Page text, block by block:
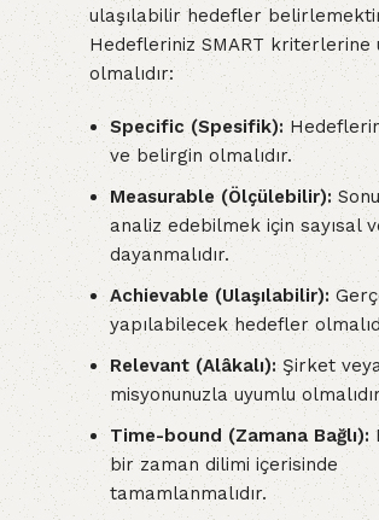
ulaşılabilir hedefler
Hedefleriniz SMART kriterlerine
olmalıdır:
Specific (Spesifik):
ve belirgin olmalıdır.
Measurable (Ölçülebilir):
analiz edebilmek için sayısal
dayanmalıdır.
Achievable (Ulaşılabilir):
yapılabilecek hedefler
Relevant (Alâkalı):Şirket
misyonunuzla uyumlu
Time-bound (Zamana Bağlı):
bir zaman dilimi içerisinde
tamamlanmalıdır.